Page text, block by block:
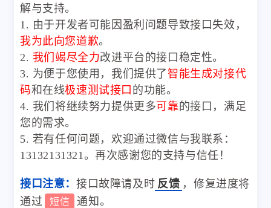
解与支持。
1. 由于开发者可能因盈利问题导致接口失效，
我为此向您道歉。
2. 我们竭尽全力改进平台的接口稳定性。
3. 为便于您使用，我们提供了智能生成对接代
码和在线极速测试接口 的功能。
4. 我们将继续努力提供更多可靠的接口，满足
您的需求。
5. 若有任何问题，欢迎通过微信与我联系：
13132131321。再次感谢您的支持与信任！
接口注意： 接口故障请及时 反馈 ，修复进度将
通过
短信 通知。